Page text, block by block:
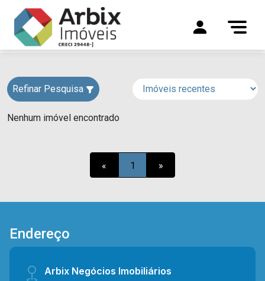
Refinar Pesquisa
Nenhum imóvel encontrado
« 1 »
Endereço
Arbix Negócios Imobiliários